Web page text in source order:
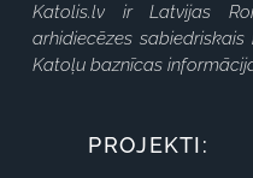
Katolis.lv ir Latvijas
arhidiecēzes
Katoļu baznīcas
PROJEKTI: